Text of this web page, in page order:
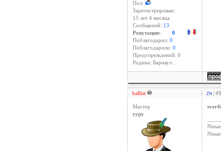
Пол:
Зарегистрирован:
15 лет 4 месяцa
Сообщений: 13
Репутация: 0
Поблагодарил: 0
Поблагодарили: 0
Предупреждений: 0
Родина: Барнаул .
ballist | |
Мастер
гуру